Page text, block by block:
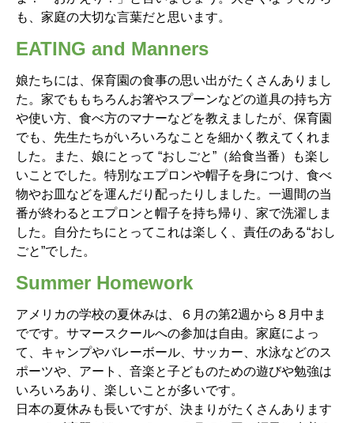
も、家庭の大切な言葉だと思います。
EATING and Manners
娘たちには、保育園の食事の思い出がたくさんありまし
た。家でももちろんお箸やスプーンなどの道具の持ち方
や使い方、食べ方のマナーなどを教えましたが、保育園
でも、先生たちがいろいろなことを細かく教えてくれま
した。また、娘にとって “おしごと”（給食当番）も楽し
いことでした。特別なエプロンや帽子を身につけ、食べ
物やお皿などを運んだり配ったりしました。一週間の当
番が終わるとエプロンと帽子を持ち帰り、家で洗濯しま
した。自分たちにとってこれは楽しく、責任のある“おし
ごと”でした。
Summer Homework
アメリカの学校の夏休みは、６月の第2週から８月中ま
でです。サマースクールへの参加は自由。家庭によっ
て、キャンプやバレーボール、サッカー、水泳などのス
ポーツや、アート、音楽と子どものための遊びや勉強は
いろいろあり、楽しいことが多いです。
日本の夏休みも長いですが、決まりがたくさんあります